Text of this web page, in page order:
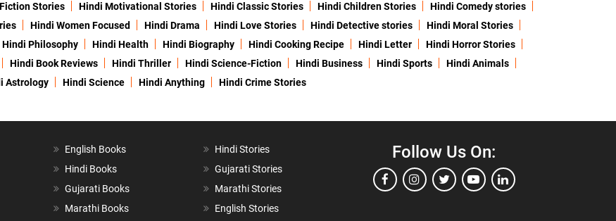
Stories Hindi Motivational Stories Hindi Classic Stories Hindi Children Stories
Hindi Comedy stories
Hindi Women Focused Hindi Drama Hindi Love Stories Hindi Detective stories
Hindi Moral Stories
Hindi Philosophy Hindi Health Hindi Biography Hindi Cooking Recipe Hindi Letter
Hindi Horror Stories
Hindi Book Reviews Hindi Thriller Hindi Science-Fiction Hindi Business Hindi Sports
Hindi Animals
Astrology
Hindi Science Hindi Anything Hindi Crime Stories
English Books
Hindi Books
Gujarati Books
Marathi Books
Hindi Stories
Gujarati Stories
Marathi Stories
English Stories
Follow Us On: